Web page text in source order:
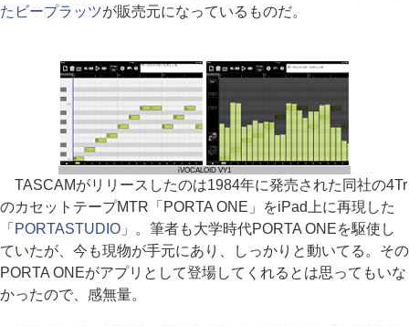
たビープラッツが販売元になっているものだ。
iVOCALOID VY1
TASCAMがリリースしたのは1984年に発売された同社の4Tr
のカセットテープMTR「PORTA ONE」をiPad上に再現した
「 PORTASTUDIO」。筆者も大学時代PORTA ONEを駆使し
ていたが、今も現物が手元にあり、しっかりと動いてる。その
PORTA ONEがアプリとして登場してくれるとは思ってもいな
かったので、感無量。